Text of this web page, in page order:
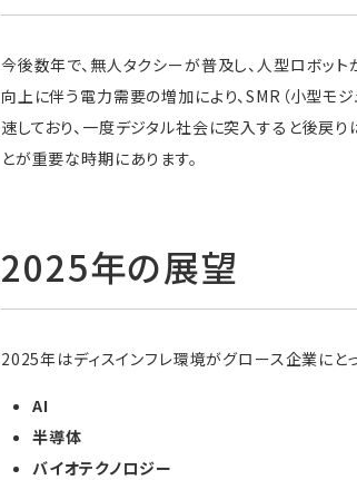
今後数年で、無人タクシーが普及し、人型ロボッ
向上に伴う電力需要の増加により、SMR（小型モ
速しており、一度デジタル社会に突入すると後戻
とが重要な時期にあります。
2025年の展望
2025年はディスインフレ環境がグロース企業にと
AI
半導体
バイオテクノロジー